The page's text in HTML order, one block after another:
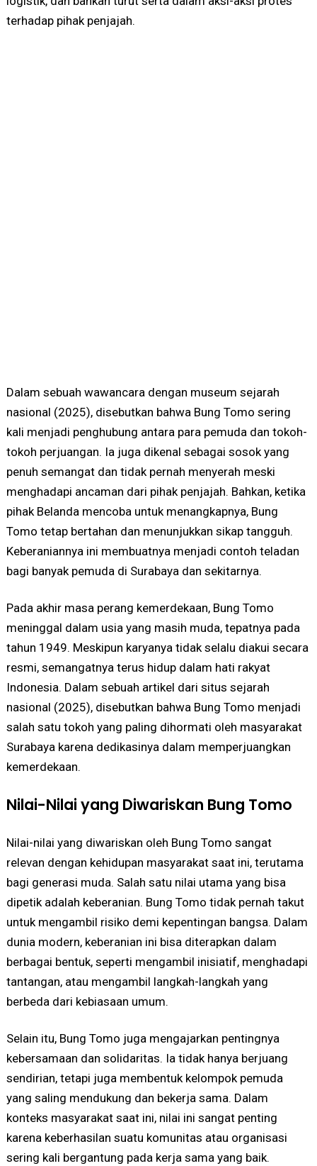
terhadap pihak penjajah.
Dalam sebuah wawancara dengan museum sejarah
nasional (2025), disebutkan bahwa Bung Tomo sering
kali menjadi penghubung antara para pemuda dan tokoh-
tokoh perjuangan. Ia juga dikenal sebagai sosok yang
penuh semangat dan tidak pernah menyerah meski
menghadapi ancaman dari pihak penjajah. Bahkan, ketika
pihak Belanda mencoba untuk menangkapnya, Bung
Tomo tetap bertahan dan menunjukkan sikap tangguh.
Keberaniannya ini membuatnya menjadi contoh teladan
bagi banyak pemuda di Surabaya dan sekitarnya.
Pada akhir masa perang kemerdekaan, Bung Tomo
meninggal dalam usia yang masih muda, tepatnya pada
tahun 1949. Meskipun karyanya tidak selalu diakui secara
resmi, semangatnya terus hidup dalam hati rakyat
Indonesia. Dalam sebuah artikel dari situs sejarah
nasional (2025), disebutkan bahwa Bung Tomo menjadi
salah satu tokoh yang paling dihormati oleh masyarakat
Surabaya karena dedikasinya dalam memperjuangkan
kemerdekaan.
Nilai-Nilai yang Diwariskan Bung Tomo
Nilai-nilai yang diwariskan oleh Bung Tomo sangat
relevan dengan kehidupan masyarakat saat ini, terutama
bagi generasi muda. Salah satu nilai utama yang bisa
dipetik adalah keberanian. Bung Tomo tidak pernah takut
untuk mengambil risiko demi kepentingan bangsa. Dalam
dunia modern, keberanian ini bisa diterapkan dalam
berbagai bentuk, seperti mengambil inisiatif, menghadapi
tantangan, atau mengambil langkah-langkah yang
berbeda dari kebiasaan umum.
Selain itu, Bung Tomo juga mengajarkan pentingnya
kebersamaan dan solidaritas. Ia tidak hanya berjuang
sendirian, tetapi juga membentuk kelompok pemuda
yang saling mendukung dan bekerja sama. Dalam
konteks masyarakat saat ini, nilai ini sangat penting
karena keberhasilan suatu komunitas atau organisasi
sering kali bergantung pada kerja sama yang baik.